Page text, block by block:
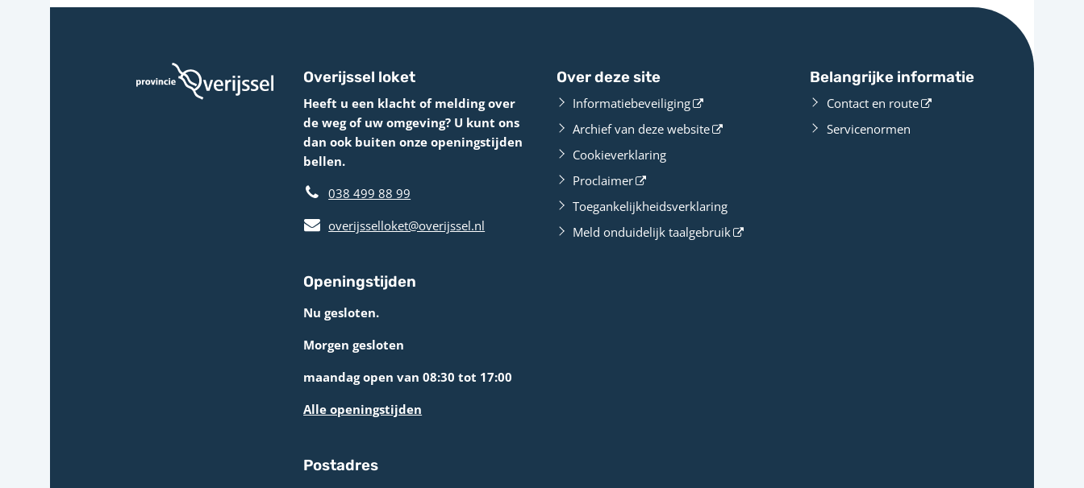
Overijssel loket
Heeft u een klacht of melding over
de weg of uw omgeving? U kunt ons
dan ook buiten onze openingstijden
bellen.
038 499 88 99
overijsselloket@overijssel.nl
Openingstijden
Nu gesloten.
Morgen gesloten
maandag open van 08:30 tot 17:00
Alle openingstijden
Postadres
Over deze site
Informatiebeveiliging
Archief van deze website
Cookieverklaring
Proclaimer
Toegankelijkheidsverklaring
Meld onduidelijk taalgebruik
Belangrijke informatie
Contact en route
Servicenormen